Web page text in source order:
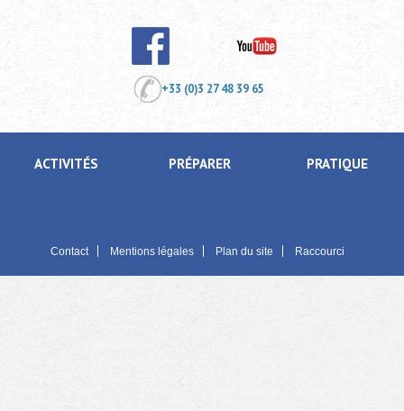
+33 (0)3 27 48 39 65
ACTIVITÉS PRÉPARER PRATIQUE
Contact Mentions légales Plan du site Raccourci